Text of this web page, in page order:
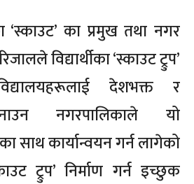
‘स्काउट’ का प्रमुख तथा नगर
विद्यार्थीका ‘स्काउट ट्रुप’
देशभक्त र
नगरपालिकाले यो
साथ कार्यान्वयन गर्न लागेको
ट्रुप’ निर्माण गर्न इच्छुक